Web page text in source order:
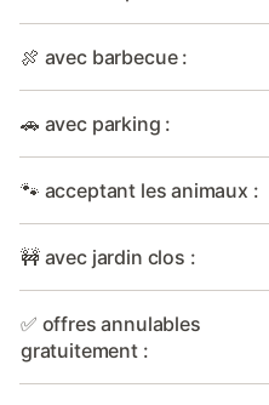
🍖 avec barbecue :
🚗 avec parking :
🐾 acceptant les animaux :
🚧 avec jardin clos :
✅ offres annulables
gratuitement :